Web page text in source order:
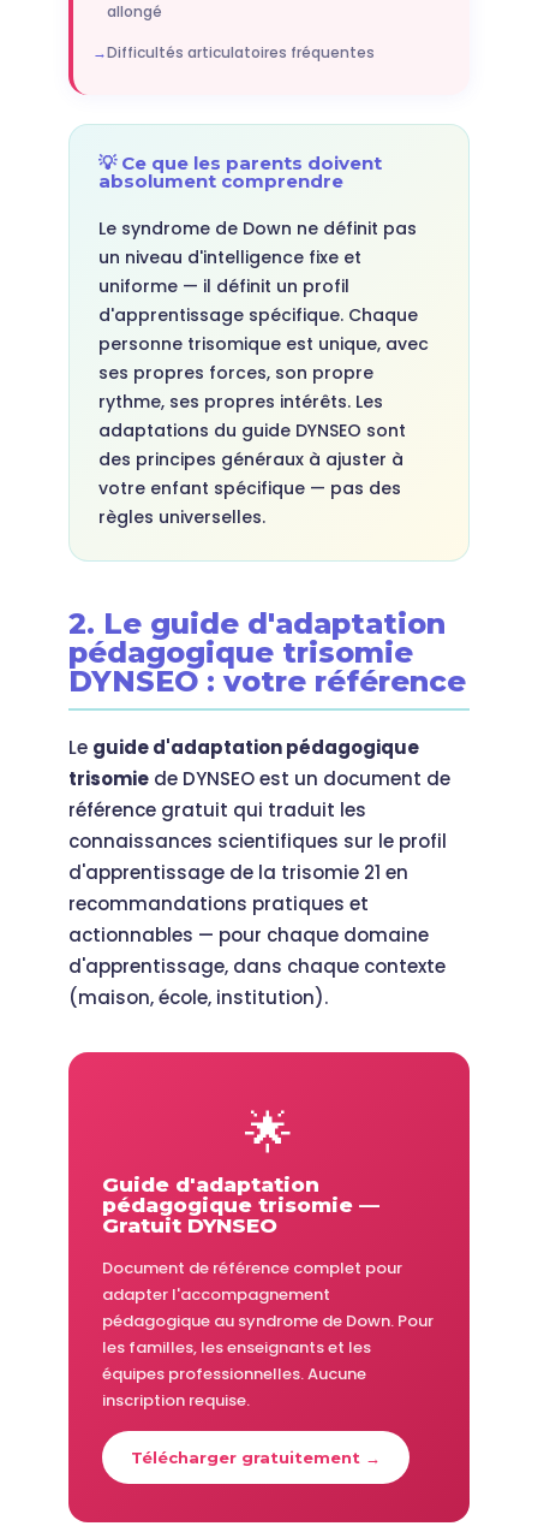
allongé
Difficultés articulatoires fréquentes
💡 Ce que les parents doivent
absolument comprendre
Le syndrome de Down ne définit pas
un niveau d'intelligence fixe et
uniforme — il définit un profil
d'apprentissage spécifique. Chaque
personne trisomique est unique, avec
ses propres forces, son propre
rythme, ses propres intérêts. Les
adaptations du guide DYNSEO sont
des principes généraux à ajuster à
votre enfant spécifique — pas des
règles universelles.
2. Le guide d'adaptation
pédagogique trisomie
DYNSEO : votre référence
Le guide d'adaptation pédagogique
trisomiede DYNSEO est un document de
référence gratuit qui traduit les
connaissances scientifiques sur le profil
d'apprentissage de la trisomie 21 en
recommandations pratiques et
actionnables — pour chaque domaine
d'apprentissage, dans chaque contexte
(maison, école, institution).
🌟
Guide d'adaptation
pédagogique trisomie —
Gratuit DYNSEO
Document de référence complet pour
adapter l'accompagnement
pédagogique au syndrome de Down. Pour
les familles, les enseignants et les
équipes professionnelles. Aucune
inscription requise.
Télécharger gratuitement →